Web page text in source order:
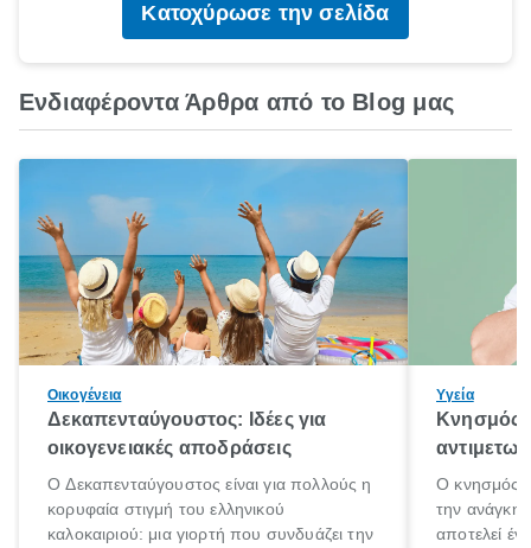
Κατοχύρωσε την σελίδα
Ενδιαφέροντα Άρθρα από το Blog μας
Οικογένεια
Δεκαπενταύγουστος: Ιδέες για
οικογενειακές αποδράσεις
Ο Δεκαπενταύγουστος είναι για πολλούς η
κορυφαία στιγμή του ελληνικού
καλοκαιριού: μια γιορτή που συνδυάζει την
Υγεία
Κνησμός:
Ο κνησμός
την ανάγκη
αποτελεί